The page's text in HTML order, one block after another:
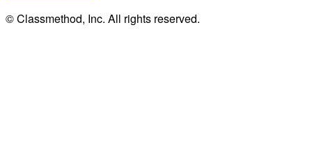
© Classmethod, Inc. All rights reserved.